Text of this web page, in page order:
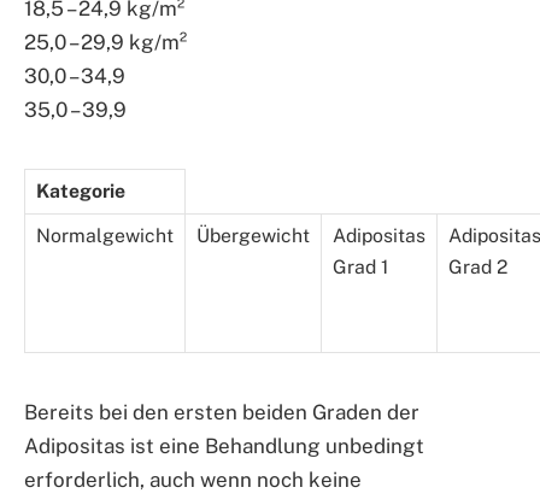
18,5 – 24,9 kg/m²
25,0 – 29,9 kg/m²
30,0 – 34,9
35,0 – 39,9
Kategorie
Normalgewicht
Übergewicht
Adipositas
Grad 1
Adipositas
Grad 2
Bereits bei den ersten beiden Graden der
Adipositas ist eine Behandlung unbedingt
erforderlich, auch wenn noch keine